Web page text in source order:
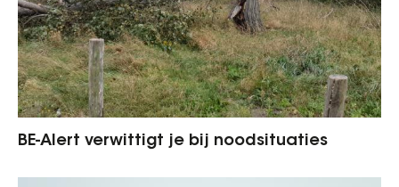
BE-Alert verwittigt je bij noodsituaties